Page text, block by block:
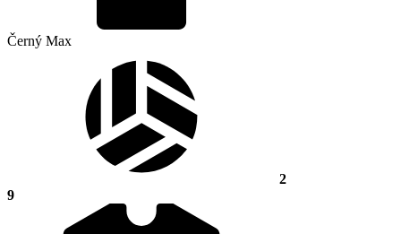
Černý Max
2
9